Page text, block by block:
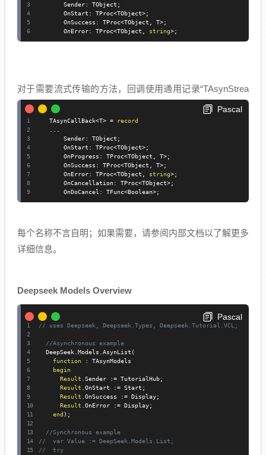
       Sender
: TObject ;
       OnStart
: TProc<TObject>;
       OnSuccess
: TProc<TObject T>;
       OnError
: TProc<TObject string>;
对于需要流式传输的方法，回调使用通用记录“TAsynStrea
mCallBack<T>=record”，也在“Deepseek”中定义。异步。
支持.pas`单元。此记录公开了以下属性：
Pascal
   TAsynCallBack
<T> =
record
       Sender
: TObject ;
       OnStart
: TProc<TObject>;
       OnProgress
: TProc<TObject T>;
       OnSuccess
: TProc<TObject T>;
       OnError
: TProc<TObject string>;
       OnCancellation
: TProc<TObject>;
       OnDoCancel
: TFunc<Boolean>;
每个名称不言自明； 如果需要，请参阅内部文档以了解更多
详细信息。
Deepseek Models Overview
Pascal
// uses Deepseek, Deepseek.Types, Deepseek.Tutorial.VCL;
//Asynchronous example
  DeepSeek
Models AsynList (
function
:
TAsynModels
begin
Result
Sender := TutorialHub;
Result
OnStart := Start ;
Result
OnSuccess := Display;
Result
OnError := Display;
end ) ;
//Synchronous example
//  var Value := DeepSeek.Models.List;
//  try